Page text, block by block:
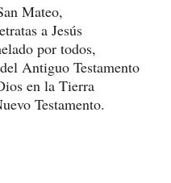
Mateo,
a Jesús
por todos,
Antiguo Testamento
en la Tierra
Testamento.